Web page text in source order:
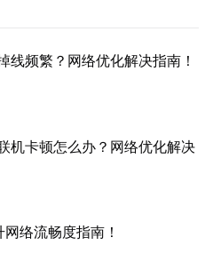
线频繁？网络优化解决指南！
机卡顿怎么办？网络优化解决
络流畅度指南！